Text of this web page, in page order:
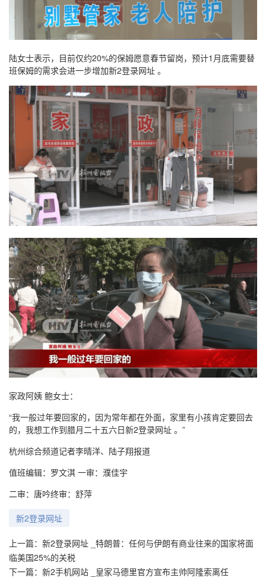
陆女士表示，目前仅约20%的保姆愿意春节留岗，预计1月底需要替
班保姆的需求会进一步增加新2登录网址 。
家政阿姨 鲍女士：
“我一般过年要回家的，因为常年都在外面，家里有小孩肯定要回去
的，我想工作到腊月二十五六日新2登录网址 。”
杭州综合频道记者李晴洋、陆子翔报道
值班编辑：罗文淇 一审：濮佳宇
二审：唐吟终审：舒萍
新2登录网址
上一篇： 新2登录网址 _特朗普：任何与伊朗有商业往来的国家将面
临美国25%的关税
下一篇： 新2手机网站 _皇家马德里官方宣布主帅阿隆索离任